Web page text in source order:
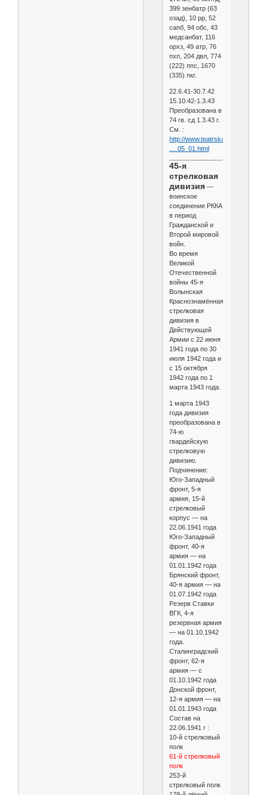
399 зенбатр (63
озад), 10 рр, 52
сапб, 94 обс, 43
медсанбат, 116
орхз, 49 атр, 76
пхп, 204 двл, 774
(222) ппс, 1670
(335) пкг.
22.6.41-30.7.42
15.10.42-1.3.43
Преобразована в
74 гв. сд 1.3.43 г.
См. :
http://www.teatrskazka.com/
… 05_01.html
45-я
стрелковая
дивизия—
воинское
соединение РККА
в период
Гражданской и
Второй мировой
войн.
Во время
Великой
Отечественной
войны 45-я
Волынская
Краснознамённая
стрелковая
дивизия в
Действующей
Армии с 22 июня
1941 года по 30
июля 1942 года и
с 15 октября
1942 года по 1
марта 1943 года.
1 марта 1943
года дивизия
преобразована в
74-ю
гвардейскую
стрелковую
дивизию.
Подчинение:
Юго-Западный
фронт, 5-я
армия, 15-й
стрелковый
корпус — на
22.06.1941 года
Юго-Западный
фронт, 40-я
армия — на
01.01.1942 года
Брянский фронт,
40-я армия — на
01.07.1942 года
Резерв Ставки
ВГК, 4-я
резервная армия
— на 01.10.1942
года.
Сталинградский
фронт, 62-я
армия — с
01.10.1942 года
Донской фронт,
12-я армия — на
01.01.1943 года
Состав на
22.06.1941 г :
10-й стрелковый
полк
61-й стрелковый
полк
253-й
стрелковый полк